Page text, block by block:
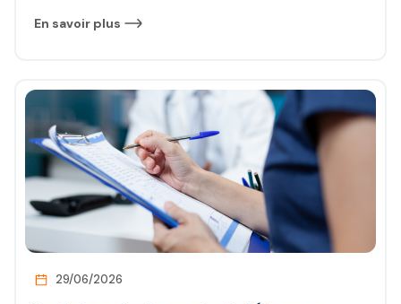
la bonne information. On vous explique.
En savoir plus
29/06/2026